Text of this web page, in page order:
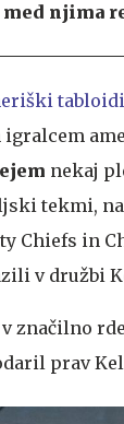
med njima
igralcem
nekaj
tekmi,
Chiefs in
v družbi
v značilno
prav